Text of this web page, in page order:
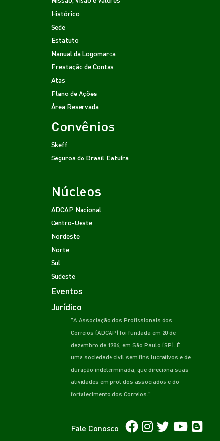
Histórico
Sede
Estatuto
Manual da Logomarca
Prestação de Contas
Atas
Plano de Ações
Área Reservada
Convênios
Skeff
Seguros do Brasil Batuíra
Núcleos
ADCAP Nacional
Centro-Oeste
Nordeste
Norte
Sul
Sudeste
Eventos
Jurídico
"A Associação dos Profissionais dos
Correios (ADCAP) foi fundada em 20 de
dezembro de 1986, em São Paulo (SP). É
uma sociedade civil sem fins lucrativos e de
duração indeterminada, que direciona suas
atividades em prol dos associados e do
fortalecimento dos Correios."
Fale Conosco